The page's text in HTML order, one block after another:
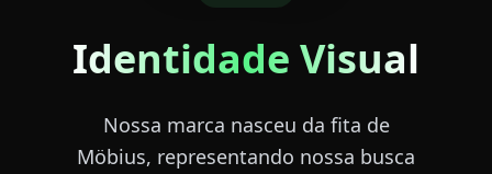
Identidade Visual
Nossa marca nasceu da fita de
Möbius, representando nossa busca